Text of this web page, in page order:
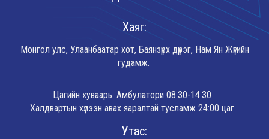
Хаяг:
Монгол улс, Улаанбаатар хот, Баянзүрх дүүрэг, Нам Ян Жүгийн
гудамж.
Цагийн хуваарь: Амбулатори 08:30-14:30
Халдвартын хүлээн авах яаралтай тусламж 24:00 цаг
Утас: